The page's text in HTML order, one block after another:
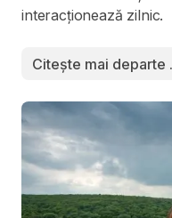
interacționează zilnic.
Citește mai departe